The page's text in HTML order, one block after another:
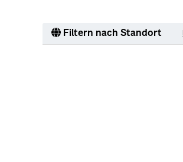
Filtern nach Standort